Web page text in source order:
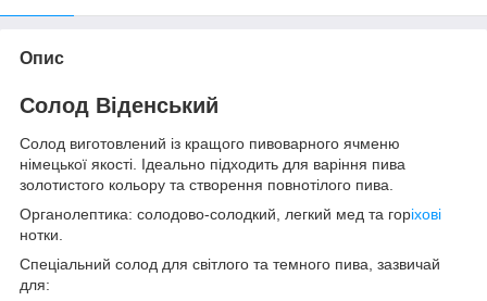
Опис
Солод Віденський
Солод виготовлений із кращого пивоварного ячменю
німецької якості. Ідеально підходить для варіння пива
золотистого кольору та створення повнотілого пива.
Органолептика: солодово-солодкий, легкий мед та горіхові
нотки.
Спеціальний солод для світлого та темного пива, зазвичай
для: